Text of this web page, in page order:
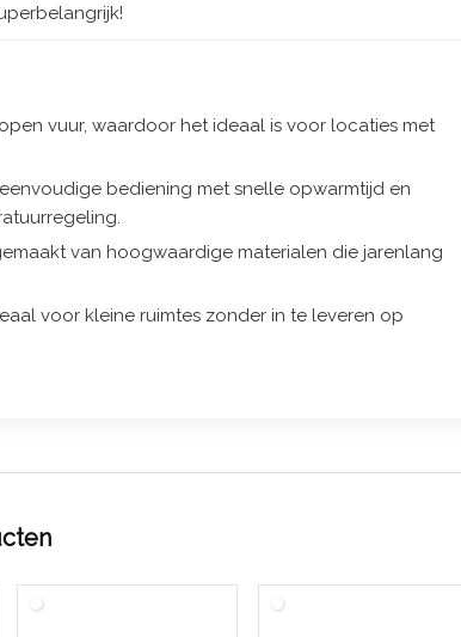
vuur, waardoor het ideaal is voor locaties met
bediening met snelle opwarmtijd en
van hoogwaardige materialen die jarenlang
voor kleine ruimtes zonder in te leveren op